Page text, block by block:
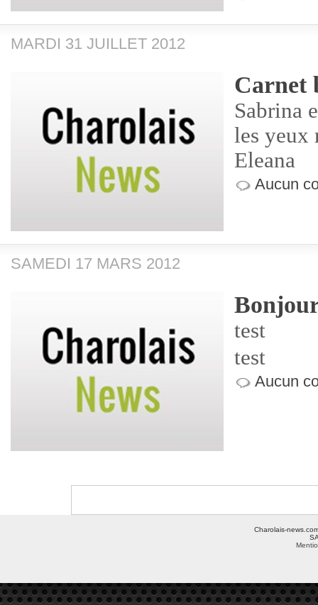
MARDI 31 JUILLET 2012
Carnet
Sabrina
les yeux
Eleana
Aucun
SAMEDI 17 MARS 2012
test
test
Aucun
Charolais-